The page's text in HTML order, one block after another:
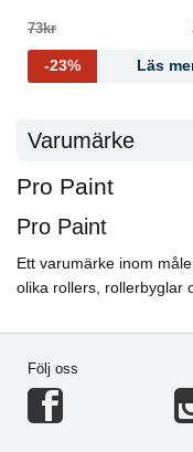
73kr
-23% Läs
Varumärke
Pro Paint
Pro Paint
Ett varumärke inom
olika rollers, rollerbyglar
Följ oss